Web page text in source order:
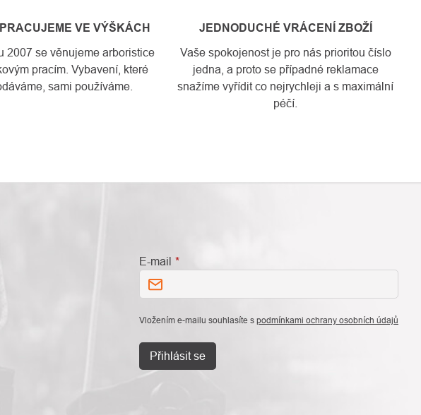
VE VÝŠKÁCH
2007 se věnujeme arboristice
pracím. Vybavení, které
sami používáme.
JEDNODUCHÉ VRÁCENÍ ZBOŽÍ
Vaše spokojenost je pro nás prioritou číslo
jedna, a proto se případné reklamace
snažíme vyřídit co nejrychleji a s maximální
péčí.
E-mail
Vložením e-mailu souhlasíte s podmínkami ochrany osobních údajů
Přihlásit se